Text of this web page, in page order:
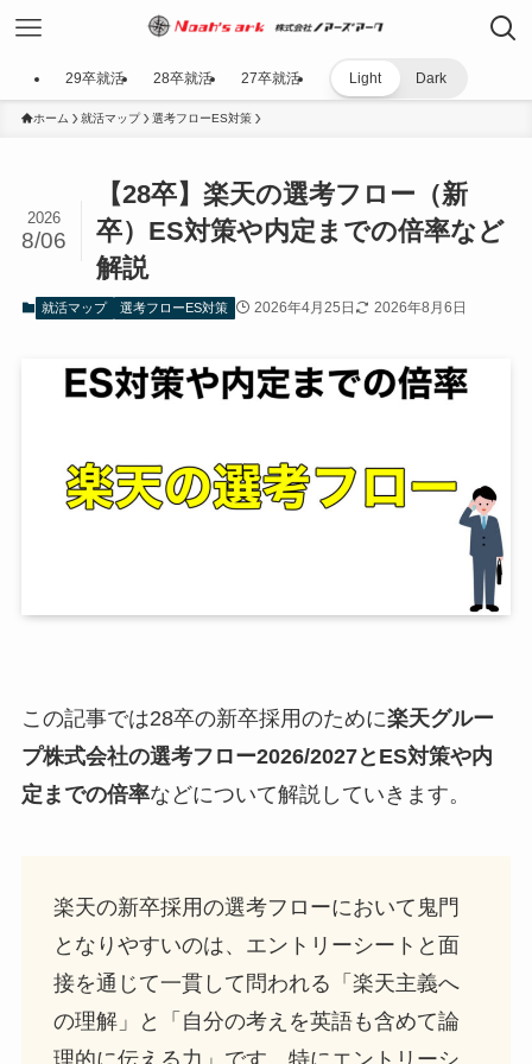
29卒就活 28卒就活 27卒就活 Light Dark
ホーム 就活マップ 選考フローES対策
【28卒】楽天の選考フロー（新
卒）ES対策や内定までの倍率など
解説
2026
8/06
就活マップ 選考フローES対策 2026年4月25日 2026年8月6日
この記事では28卒の新卒採用のために楽天グルー
プ株式会社の選考フロー2026/2027とES対策や内
定までの倍率などについて解説していきます。
楽天の新卒採用の選考フローにおいて鬼門
となりやすいのは、エントリーシートと面
接を通じて一貫して問われる「楽天主義へ
の理解」と「自分の考えを英語も含めて論